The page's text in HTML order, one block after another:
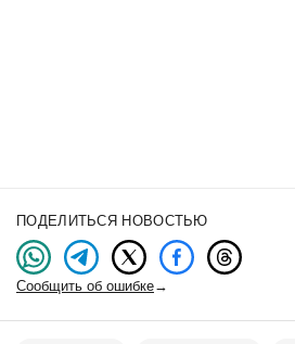
ПОДЕЛИТЬСЯ НОВОСТЬЮ
Сообщить об ошибке→